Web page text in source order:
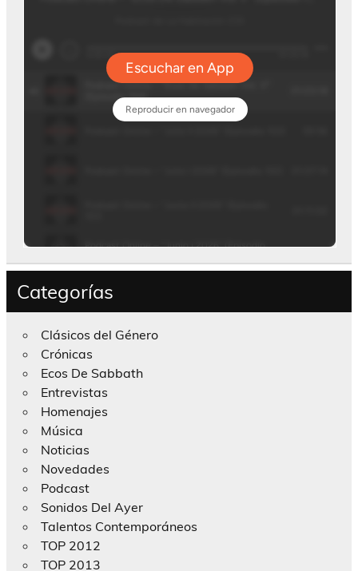
Categorías
Clásicos del Género
Crónicas
Ecos De Sabbath
Entrevistas
Homenajes
Música
Noticias
Novedades
Podcast
Sonidos Del Ayer
Talentos Contemporáneos
TOP 2012
TOP 2013